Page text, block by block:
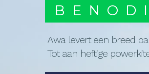
Awa levert een breed
Tot aan heftige